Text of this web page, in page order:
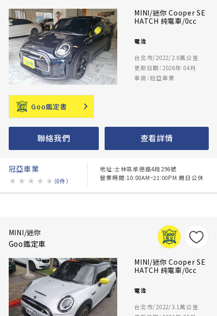
MINI/迷你 Cooper SE
HATCH 純電車/0cc
電洽
台北市/2022/2.0萬公里
更新日期：2026年 04月
車商：冠亞車業
Goo鑑定書
聯絡我們 查看詳情
冠亞車業
★ ★ ★ ★ ★ （0件）
地址:士林區承德路4段296號
營業時間:10:00AM~21:00PM 周日公休
MINI/迷你
Goo鑑定車
MINI/迷你 Cooper SE
HATCH 純電車/0cc
電洽
台北市/2022/3.1萬公里